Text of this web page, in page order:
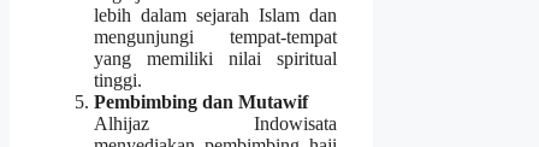
lebih dalam sejarah Islam dan
mengunjungi tempat-tempat
yang memiliki nilai spiritual
tinggi.
Pembimbing dan Mutawif
Alhijaz Indowisata